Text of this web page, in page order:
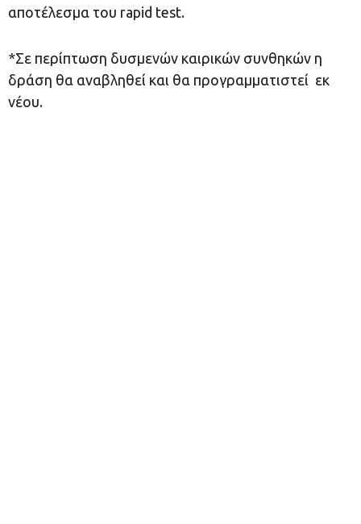
αποτέλεσμα του rapid test.
*Σε περίπτωση δυσμενών καιρικών συνθηκών η
δράση θα αναβληθεί και θα προγραμματιστεί εκ
νέου.